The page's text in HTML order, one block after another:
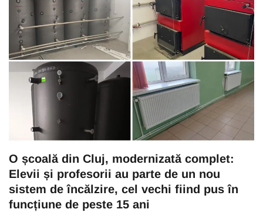
O școală din Cluj, modernizată complet:
Elevii și profesorii au parte de un nou
sistem de încălzire, cel vechi fiind pus în
funcțiune de peste 15 ani